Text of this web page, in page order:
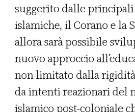
suggerito dalle
islamiche, il Corano e la
allora sarà possibile
nuovo approccio
non limitato dalla
da intenti reazionari del
islamico post-coloniale